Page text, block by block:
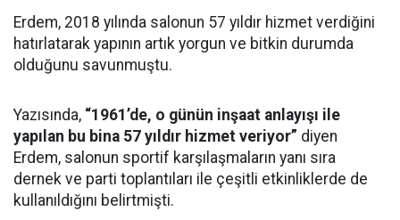
Erdem, 2018 yılında salonun 57 yıldır hizmet verdiğini
hatırlatarak yapının artık yorgun ve bitkin durumda
olduğunu savunmuştu.
Yazısında, “1961’de, o günün inşaat anlayışı ile
yapılan bu bina 57 yıldır hizmet veriyor” diyen
Erdem, salonun sportif karşılaşmaların yanı sıra
dernek ve parti toplantıları ile çeşitli etkinliklerde de
kullanıldığını belirtmişti.